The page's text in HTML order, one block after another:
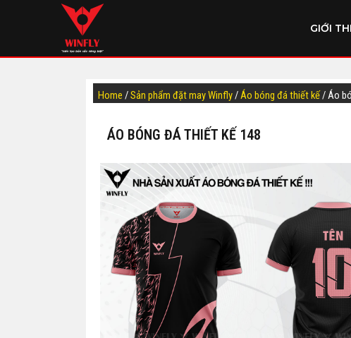
GIỚI
Home /Sản phẩm đặt may Winfly/Áo bóng đá thiết kế/ Áo
ÁO BÓNG ĐÁ THIẾT KẾ 148